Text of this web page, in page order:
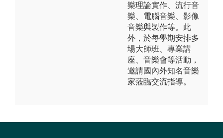
樂理論實作、流行音
樂、電腦音樂、影像
音樂與製作等。此
外，於每學期安排多
場大師班、專業講
座、音樂會等活動，
邀請國內外知名音樂
家蒞臨交流指導。